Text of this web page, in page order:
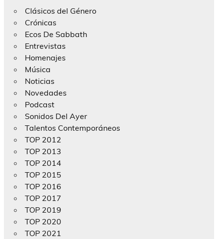
Clásicos del Género
Crónicas
Ecos De Sabbath
Entrevistas
Homenajes
Música
Noticias
Novedades
Podcast
Sonidos Del Ayer
Talentos Contemporáneos
TOP 2012
TOP 2013
TOP 2014
TOP 2015
TOP 2016
TOP 2017
TOP 2019
TOP 2020
TOP 2021